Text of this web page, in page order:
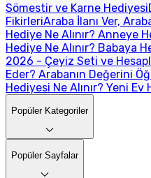
Sömestir ve Karne Hediyesi
FikirleriAraba İlanı Ver,
Hediye Ne Alınır? Anneye
Hediye Ne Alınır? Babaya
2026 - Çeyiz Seti ve
Eder? Arabanın Değerini
Hediyesi Ne Alınır? Yeni
Popüler Kategoriler
Popüler Sayfalar